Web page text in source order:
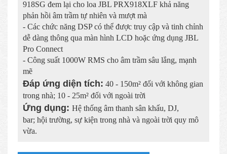
918SG đem lại cho loa JBL PRX918XLF khả năng
phản hồi âm trầm tự nhiên và mượt mà
- Các chức năng DSP có thể được truy cập và tinh chỉnh
dễ dàng thông qua màn hình LCD hoặc ứng dụng JBL
Pro Connect
- Công suất 1000W RMS cho âm trầm sâu lắng, mạnh
mẽ
Đáp ứng diện tích: 40 - 150m² đối với không gian
trong nhà; 10 - 25m² đối với ngoài trời
Ứng dụng: Hệ thống âm thanh sân khấu, DJ,
bar; hội trường, sự kiện trong nhà và ngoài trời quy mô
vừa.